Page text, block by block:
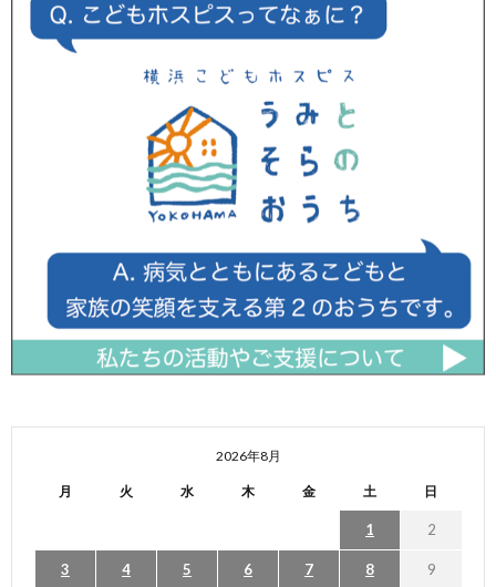
2026年8月
月 火 水 木 金 土 日
1 2
3 4 5 6 7 8 9